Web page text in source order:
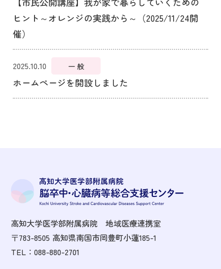
ヒント～オレンジの実践から～（2025/11/24開
催）
2025.10.10 一 般
ホームページを開設しました
高知大学医学部附属病院 地域医療連携室
〒783-8505 高知県南国市岡豊町小蓮185-1
TEL：088-880-2701